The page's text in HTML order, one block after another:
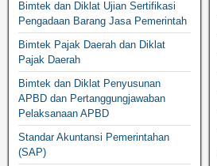
Bimtek dan Diklat Ujian Sertifikasi
Pengadaan Barang Jasa Pemerintah
Bimtek Pajak Daerah dan Diklat
Pajak Daerah
Bimtek dan Diklat Penyusunan
APBD dan Pertanggungjawaban
Pelaksanaan APBD
Standar Akuntansi Pemerintahan
(SAP)